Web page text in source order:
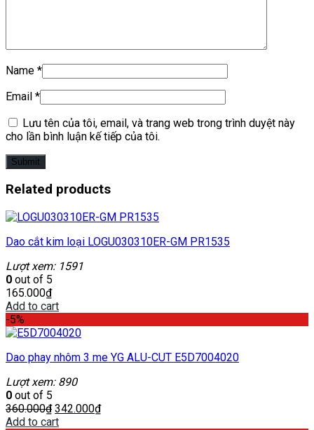
Name *
Email *
Lưu tên của tôi, email, và trang web trong trình duyệt này
cho lần bình luận kế tiếp của tôi.
Related products
Dao cắt kim loại LOGU030310ER-GM PR1535
Lượt xem: 1591
0 out of 5
165.000₫
Add to cart
-5%
Dao phay nhôm 3 me YG ALU-CUT E5D7004020
Lượt xem: 890
0 out of 5
360.000₫ 342.000₫
Add to cart